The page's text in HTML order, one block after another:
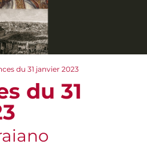
du 31 janvier 2023
du 31